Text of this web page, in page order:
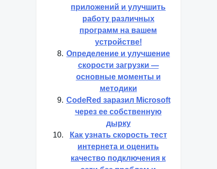
приложений и улучшить
работу различных
программ на вашем
устройстве!
Определение и улучшение
скорости загрузки —
основные моменты и
методики
CodeRed заразил Microsoft
через ее собственную
дырку
Как узнать скорость тест
интернета и оценить
качество подключения к